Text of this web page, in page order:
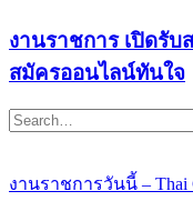
งานราชการ เปิดรั
สมัครออนไลน์ทันใจ
Search
งานราชการวันนี้ – Thai